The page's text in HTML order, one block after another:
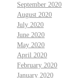
September 2020
August 2020
July 2020
June 2020
May 2020
April 2020
February 2020
January 2020